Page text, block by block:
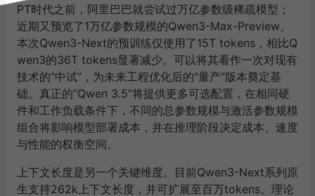
PT时代之前，阿里巴巴就尝试过万亿参数级稀疏模型；
近期又预览了1万亿参数规模的Qwen3-Max-Preview。
本次Qwen3-Next的预训练仅使用了15T tokens ，相比Q
wen3的36T tokens显著减少。可以将其看作一次对现有
技术的“中试” ，为未来工程优化后的“量产”版本奠定基
础。真正的“Qwen 3.5”将提供更多可选配置，在相同硬
件和工作负载条件下，不同的总参数规模与激活参数规模
组合将影响模型部署成本，并在推理阶段决定成本、速度
与性能的权衡空间。
上下文长度是另一个关键维度。目前Qwen3-Next系列原
生支持262k 上下文长度，并可扩展至百万tokens。理论